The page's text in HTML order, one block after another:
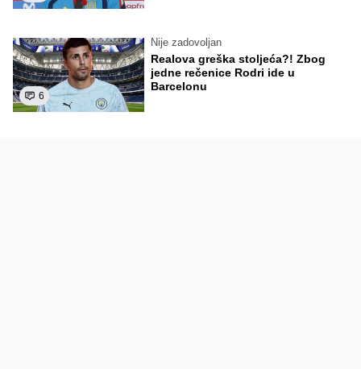
6
Nije zadovoljan
Realova greška stoljeća?! Zbog
jedne rečenice Rodri ide u
Barcelonu